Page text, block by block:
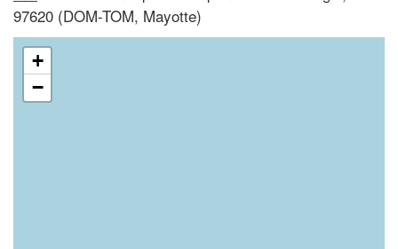
97620 (DOM-TOM, Mayotte)
+
−